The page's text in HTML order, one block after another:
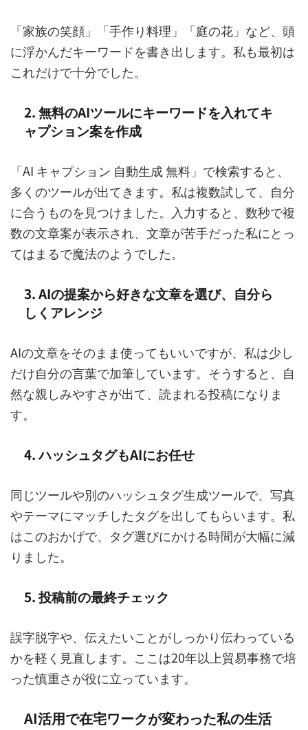
「家族の笑顔」「手作り料理」「庭の花」など、頭
に浮かんだキーワードを書き出します。私も最初は
これだけで十分でした。
2. 無料のAIツールにキーワードを入れてキ
ャプション案を作成
「AI キャプション 自動生成 無料」で検索すると、
多くのツールが出てきます。私は複数試して、自分
に合うものを見つけました。入力すると、数秒で複
数の文章案が表示され、文章が苦手だった私にとっ
てはまるで魔法のようでした。
3. AIの提案から好きな文章を選び、自分ら
しくアレンジ
AIの文章をそのまま使ってもいいですが、私は少し
だけ自分の言葉で加筆しています。そうすると、自
然な親しみやすさが出て、読まれる投稿になりま
す。
4. ハッシュタグもAIにお任せ
同じツールや別のハッシュタグ生成ツールで、写真
やテーマにマッチしたタグを出してもらいます。私
はこのおかげで、タグ選びにかける時間が大幅に減
りました。
5. 投稿前の最終チェック
誤字脱字や、伝えたいことがしっかり伝わっている
かを軽く見直します。ここは20年以上貿易事務で培
った慎重さが役に立っています。
AI活用で在宅ワークが変わった私の生活